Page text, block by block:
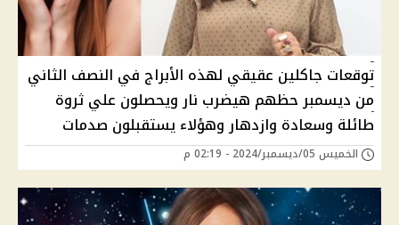
توقعات جاكلين عقيقي لهذه الأبراج في النصف الثاني
من ديسمبر حظهم هيضرب نار ويحصلون علي ثروة
طائلة وسعادة وازدهار وهؤﻻء يستقبلون صدمات
الخميس 05/ديسمبر/2024 - 02:19 م